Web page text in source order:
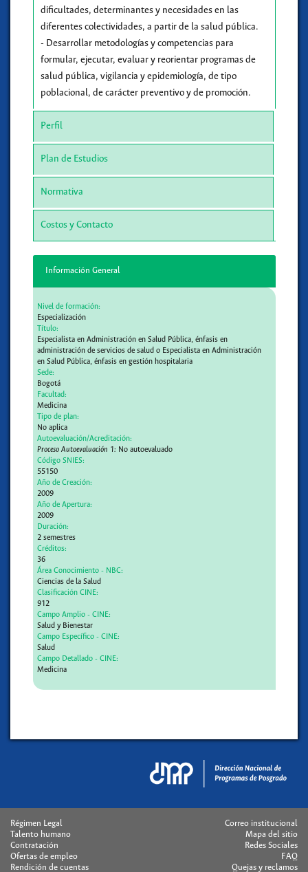
dificultades, determinantes y necesidades en las
diferentes colectividades, a partir de la salud pública.
- Desarrollar metodologías y competencias para
formular, ejecutar, evaluar y reorientar programas de
salud pública, vigilancia y epidemiología, de tipo
poblacional, de carácter preventivo y de promoción.
Perfil
Plan de Estudios
Normativa
Costos y Contacto
Información General
Nivel de formación:
Especialización
Título:
Especialista en Administración en Salud Pública, énfasis en
administración de servicios de salud o Especialista en Administración
en Salud Pública, énfasis en gestión hospitalaria
Sede:
Bogotá
Facultad:
Medicina
Tipo de plan:
No aplica
Autoevaluación/Acreditación:
Proceso Autoevaluación 1: No autoevaluado
Código SNIES:
55150
Año de Creación:
2009
Año de Apertura:
2009
Duración:
2 semestres
Créditos:
36
Área Conocimiento - NBC:
Ciencias de la Salud
Clasificación CINE:
912
Campo Amplio - CINE:
Salud y Bienestar
Campo Específico - CINE:
Salud
Campo Detallado - CINE:
Medicina
Régimen Legal
Talento humano
Contratación
Ofertas de empleo
Rendición de cuentas
Correo institucional
Mapa del sitio
Redes Sociales
FAQ
Quejas y reclamos